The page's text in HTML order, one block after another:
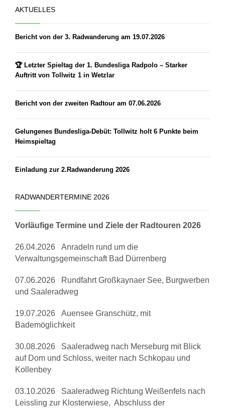
AKTUELLES
Bericht von der 3. Radwanderung am 19.07.2026
🏆 Letzter Spieltag der 1. Bundesliga Radpolo – Starker
Auftritt von Tollwitz 1 in Wetzlar
Bericht von der zweiten Radtour am 07.06.2026
Gelungenes Bundesliga-Debüt: Tollwitz holt 6 Punkte beim
Heimspieltag
Einladung zur 2.Radwanderung 2026
RADWANDERTERMINE 2026
Vorläufige Termine und Ziele der Radtouren 2026
26.04.2026 Anradeln rund um die
Verwaltungsgemeinschaft Bad Dürrenberg
07.06.2026 Rundfahrt Großkaynaer See, Burgwerben
und Saaleradweg
19.07.2026 Auensee Granschütz, mit
Bademöglichkeit
30.08.2026 Saaleradweg nach Merseburg mit Blick
auf Dom und Schloss, weiter nach Schkopau und
Kollenbey
03.10.2026 Saaleradweg Richtung Weißenfels nach
Leissling zur Klosterwiese, Abschluss der